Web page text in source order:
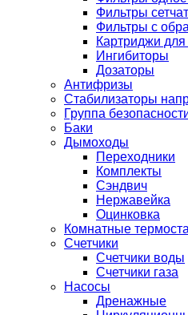
Фильтры
Фильтры с
Картриджи
Ингибиторы
Дозаторы
Антифризы
Стабилизаторы
Группа
Баки
Дымоходы
Переходники
Комплекты
Сэндвич
Нержавейка
Оцинковка
Комнатные
Счетчики
Счетчики воды
Счетчики газа
Насосы
Дренажные